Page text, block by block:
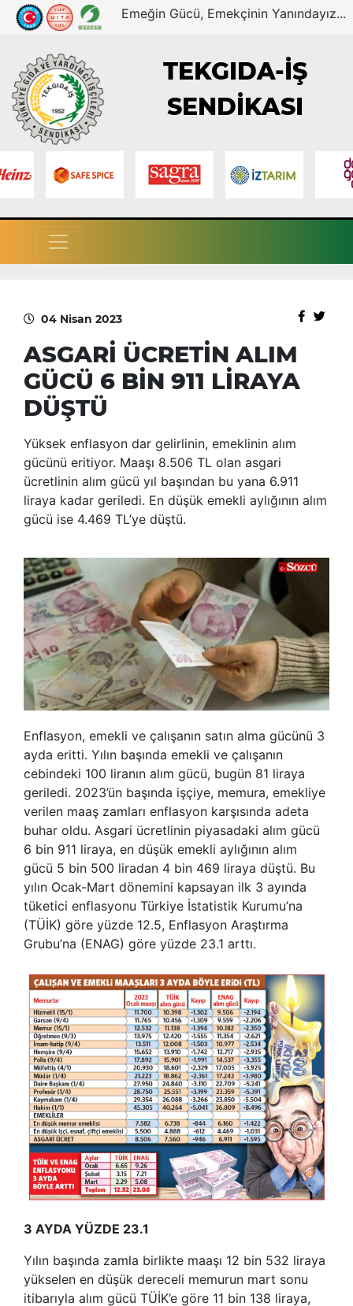
Emeğin Gücü, Emekçinin Yanındayız...
TEKGIDA-İŞ
SENDİKASI
04 Nisan 2023
ASGARİ ÜCRETİN ALIM
GÜCÜ 6 BİN 911 LİRAYA
DÜŞTÜ
Yüksek enflasyon dar gelirlinin, emeklinin alım
gücünü eritiyor. Maaşı 8.506 TL olan asgari
ücretlinin alım gücü yıl başından bu yana 6.911
liraya kadar geriledi. En düşük emekli aylığının alım
gücü ise 4.469 TL’ye düştü.
Enflasyon, emekli ve çalışanın satın alma gücünü 3
ayda eritti. Yılın başında emekli ve çalışanın
cebindeki 100 liranın alım gücü, bugün 81 liraya
geriledi. 2023’ün başında işçiye, memura, emekliye
verilen maaş zamları enflasyon karşısında adeta
buhar oldu. Asgari ücretlinin piyasadaki alım gücü
6 bin 911 liraya, en düşük emekli aylığının alım
gücü 5 bin 500 liradan 4 bin 469 liraya düştü. Bu
yılın Ocak-Mart dönemini kapsayan ilk 3 ayında
tüketici enflasyonu Türkiye İstatistik Kurumu’na
(TÜİK) göre yüzde 12.5, Enflasyon Araştırma
Grubu’na (ENAG) göre yüzde 23.1 arttı.
3 AYDA YÜZDE 23.1
Yılın başında zamla birlikte maaşı 12 bin 532 liraya
yükselen en düşük dereceli memurun mart sonu
itibarıyla alım gücü TÜİK’e göre 11 bin 138 liraya,